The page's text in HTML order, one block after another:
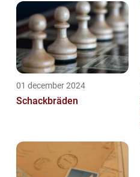
01 december 2024
Schackbräden